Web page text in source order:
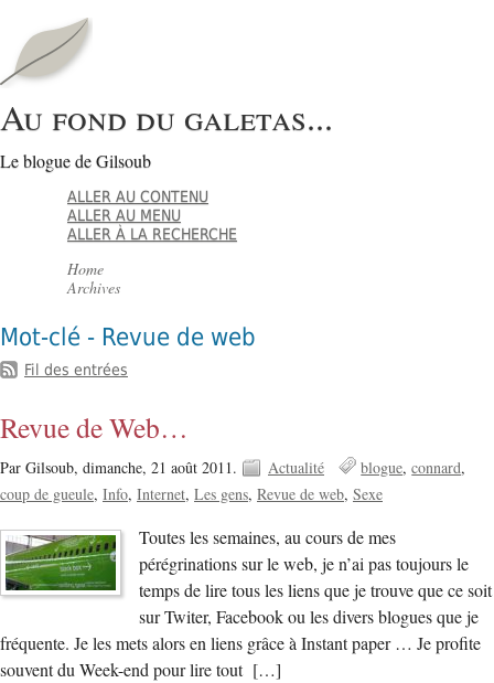
Au fond du galetas...
Le blogue de Gilsoub
ALLER AU CONTENU
ALLER AU MENU
ALLER À LA RECHERCHE
Home
Archives
Mot-clé - Revue de web
Fil des entrées
Revue de Web…
Par Gilsoub, dimanche, 21 août 2011. Actualité blogue connard
coup de gueule Info Internet Les gens Revue de web Sexe
Toutes les semaines, au cours de mes
pérégrinations sur le web, je n’ai pas toujours le
temps de lire tous les liens que je trouve que ce soit
sur Twiter, Facebook ou les divers blogues que je
fréquente. Je les mets alors en liens grâce à Instant paper … Je profite
souvent du Week-end pour lire tout […]